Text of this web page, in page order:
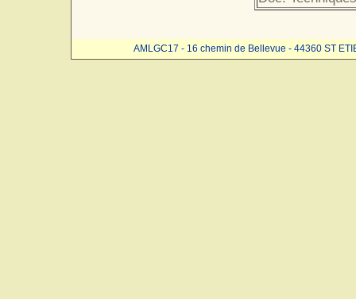
AMLGC17 - 16 chemin de Bellevue - 44360 ST